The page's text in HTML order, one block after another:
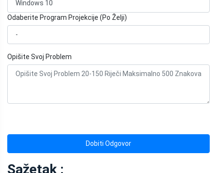
Odaberite Program Projekcije (Po Želji)
Opišite Svoj Problem
Dobiti Odgovor
Sažetak :